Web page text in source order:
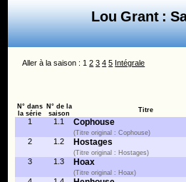
Lou Grant :
Aller à la saison : 12 3 4 5 Intégrale
N° dans
la série
N° de la
saison
Titre
1 1.1 Cophouse
(Titre original : Cophouse)
2
1.2 Hostages
(Titre original : Hostages)
3
1.3 Hoax
(Titre original : Hoax)